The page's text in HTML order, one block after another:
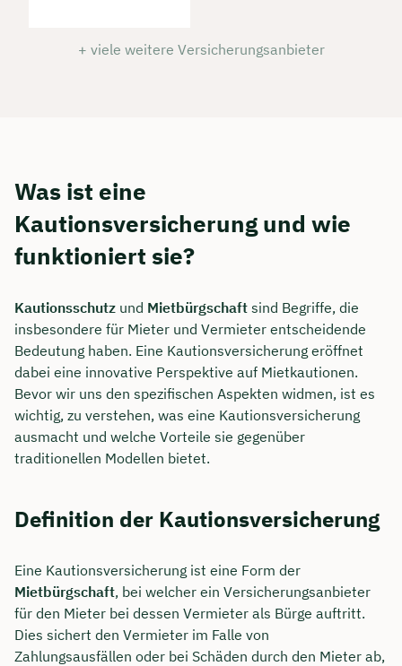
+ viele weitere Versicherungsanbieter
Was ist eine
Kautionsversicherung und wie
funktioniert sie?
Kautionsschutz und Mietbürgschaft sind Begriffe, die
insbesondere für Mieter und Vermieter entscheidende
Bedeutung haben. Eine Kautionsversicherung eröffnet
dabei eine innovative Perspektive auf Mietkautionen.
Bevor wir uns den spezifischen Aspekten widmen, ist es
wichtig, zu verstehen, was eine Kautionsversicherung
ausmacht und welche Vorteile sie gegenüber
traditionellen Modellen bietet.
Definition der Kautionsversicherung
Eine Kautionsversicherung ist eine Form der
Mietbürgschaft, bei welcher ein Versicherungsanbieter
für den Mieter bei dessen Vermieter als Bürge auftritt.
Dies sichert den Vermieter im Falle von
Zahlungsausfällen oder bei Schäden durch den Mieter ab,